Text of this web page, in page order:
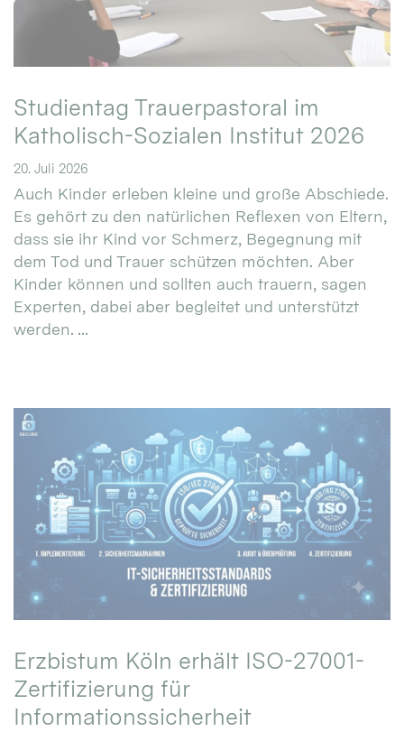
Studientag Trauerpastoral im
Katholisch-Sozialen Institut 2026
20. Juli 2026
Auch Kinder erleben kleine und große Abschiede.
Es gehört zu den natürlichen Reflexen von Eltern,
dass sie ihr Kind vor Schmerz, Begegnung mit
dem Tod und Trauer schützen möchten. Aber
Kinder können und sollten auch trauern, sagen
Experten, dabei aber begleitet und unterstützt
werden. ...
Erzbistum Köln erhält ISO-27001-
Zertifizierung für
Informationssicherheit